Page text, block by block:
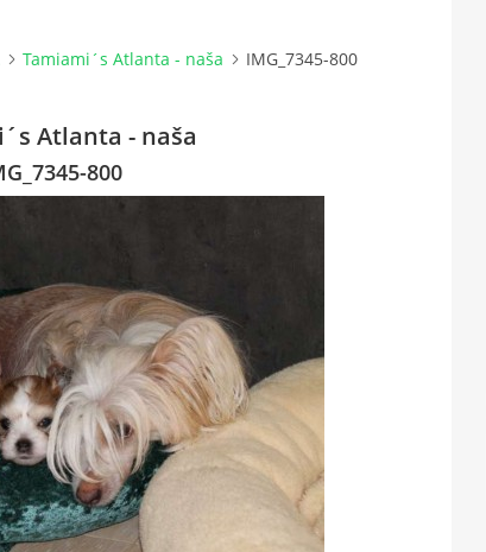
Tamiami´s Atlanta - naša IMG_7345-800
Atlanta - naša
800